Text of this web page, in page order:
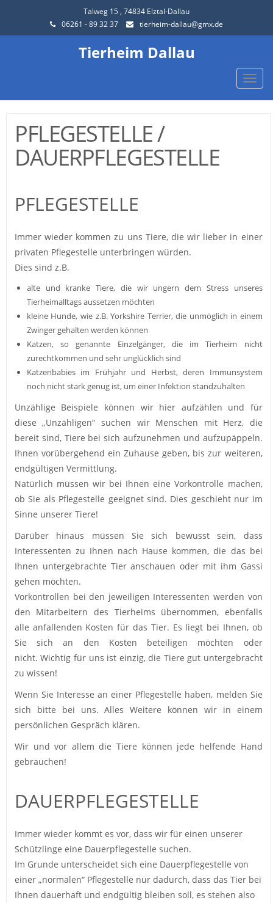
Talweg 15 , 74834 Elztal-Dallau
06261 - 89 32 37
tierheim-dallau@gmx.de
Tierheim Dallau
Toggle
PFLEGESTELLE /
DAUERPFLEGESTELLE
PFLEGESTELLE
Immer wieder kommen zu uns Tiere, die wir lieber in einer
privaten Pflegestelle unterbringen würden.
Dies sind z.B.
alte und kranke Tiere, die wir ungern dem Stress unseres
Tierheimalltags aussetzen möchten
kleine Hunde, wie z.B. Yorkshire Terrier, die unmöglich in einem
Zwinger gehalten werden können
Katzen, so genannte Einzelgänger, die im Tierheim nicht
zurechtkommen und sehr unglücklich sind
Katzenbabies im Frühjahr und Herbst, deren Immunsystem
noch nicht stark genug ist, um einer Infektion standzuhalten
Unzählige Beispiele können wir hier aufzählen und für
diese „Unzähligen“ suchen wir Menschen mit Herz, die
bereit sind, Tiere bei sich aufzunehmen und aufzupäppeln.
Ihnen vorübergehend ein Zuhause geben, bis zur weiteren,
endgültigen Vermittlung.
Natürlich müssen wir bei Ihnen eine Vorkontrolle machen,
ob Sie als Pflegestelle geeignet sind. Dies geschieht nur im
Sinne unserer Tiere!
Darüber hinaus müssen Sie sich bewusst sein, dass
Interessenten zu Ihnen nach Hause kommen, die das bei
Ihnen untergebrachte Tier anschauen oder mit ihm Gassi
gehen möchten.
Vorkontrollen bei den jeweiligen Interessenten werden von
den Mitarbeitern des Tierheims übernommen, ebenfalls
alle anfallenden Kosten für das Tier. Es liegt bei Ihnen, ob
Sie sich an den Kosten beteiligen möchten oder
nicht. Wichtig für uns ist einzig, die Tiere gut untergebracht
zu wissen!
Wenn Sie Interesse an einer Pflegestelle haben, melden Sie
sich bitte bei uns. Alles Weitere können wir in einem
persönlichen Gespräch klären.
Wir und vor allem die Tiere können jede helfende Hand
gebrauchen!
DAUERPFLEGESTELLE
Immer wieder kommt es vor, dass wir für einen unserer
Schützlinge eine Dauerpflegestelle suchen.
Im Grunde unterscheidet sich eine Dauerpflegestelle von
einer „normalen“ Pflegestelle nur dadurch, dass das Tier bei
Ihnen dauerhaft und endgültig bleiben soll, es stehen also